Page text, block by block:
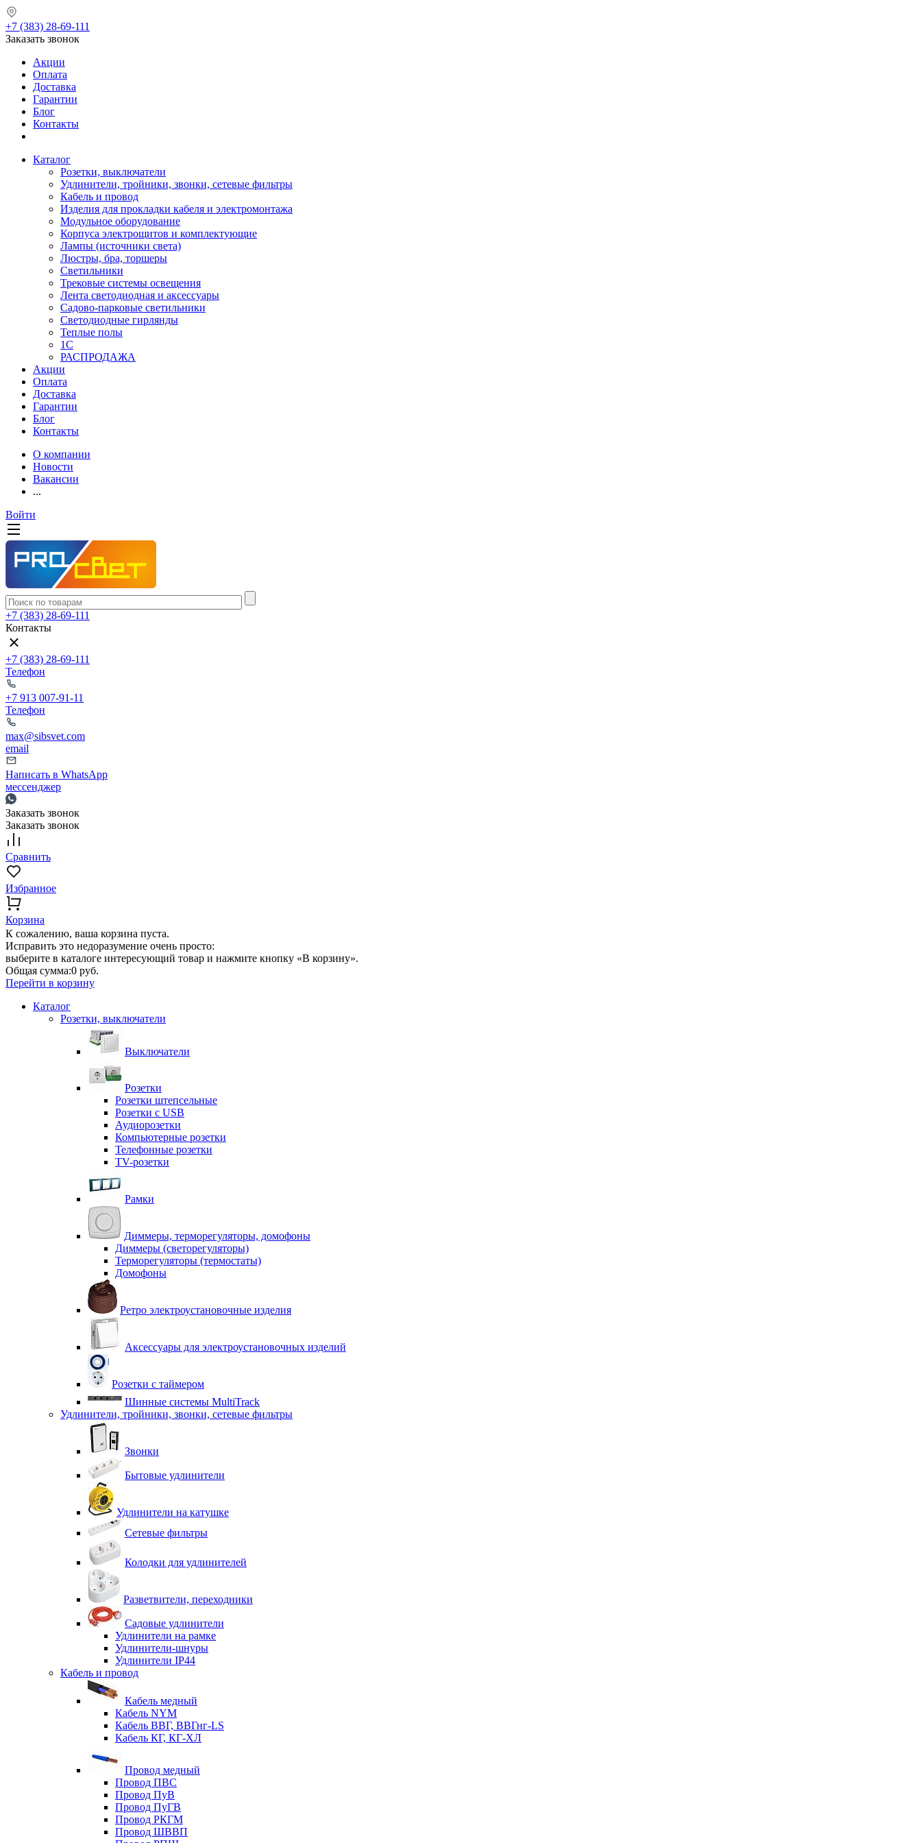
+7 (383) 28-69-111
Заказать звонок
Акции
Оплата
Доставка
Гарантии
Блог
Контакты
Каталог
Розетки, выключатели
Удлинители, тройники, звонки, сетевые фильтры
Кабель и провод
Изделия для прокладки кабеля и электромонтажа
Модульное оборудование
Корпуса электрощитов и комплектующие
Лампы (источники света)
Люстры, бра, торшеры
Светильники
Трековые системы освещения
Лента светодиодная и аксессуары
Садово-парковые светильники
Светодиодные гирлянды
Теплые полы
1С
РАСПРОДАЖА
Акции
Оплата
Доставка
Гарантии
Блог
Контакты
О компании
Новости
Вакансии
...
Войти
+7 (383) 28-69-111
Контакты
+7 (383) 28-69-111
Телефон
+7 913 007-91-11
Телефон
max@sibsvet.com
email
Написать в WhatsApp
мессенджер
Заказать звонок
Заказать звонок
Сравнить
Избранное
Корзина
К сожалению, ваша корзина пуста.
Исправить это недоразумение очень просто:
выберите в каталоге интересующий товар и нажмите кнопку «В корзину».
Общая сумма:0 руб.
Перейти в корзину
Каталог
Розетки, выключатели
Выключатели
Розетки
Розетки штепсельные
Розетки с USB
Аудиорозетки
Компьютерные розетки
Телефонные розетки
TV-розетки
Рамки
Диммеры, терморегуляторы, домофоны
Диммеры (светорегуляторы)
Терморегуляторы (термостаты)
Домофоны
Ретро электроустановочные изделия
Аксессуары для электроустановочных изделий
Розетки с таймером
Шинные системы MultiTrack
Удлинители, тройники, звонки, сетевые фильтры
Звонки
Бытовые удлинители
Удлинители на катушке
Сетевые фильтры
Колодки для удлинителей
Разветвители, переходники
Садовые удлинители
Удлинители на рамке
Удлинители-шнуры
Удлинители IP44
Кабель и провод
Кабель медный
Кабель NYM
Кабель ВВГ, ВВГнг-LS
Кабель КГ, КГ-ХЛ
Провод медный
Провод ПВС
Провод ПуВ
Провод ПуГВ
Провод РКГМ
Провод ШВВП